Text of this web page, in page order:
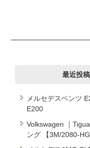
最近投
メルセデスベンツ
E200
Volkswagen ｜
ング 【3M/2080-